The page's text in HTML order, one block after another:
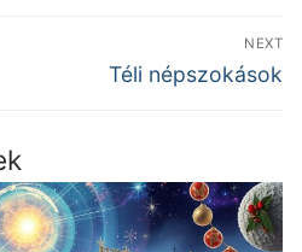
NEXT
Next
Téli népszokások